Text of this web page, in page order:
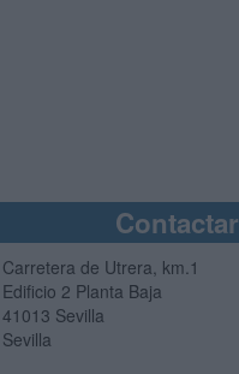
Contactar
Carretera de Utrera, km.1
Edificio 2 Planta Baja
41013 Sevilla
Sevilla